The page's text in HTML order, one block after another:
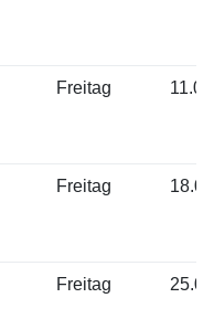
Freitag
Freitag
Freitag